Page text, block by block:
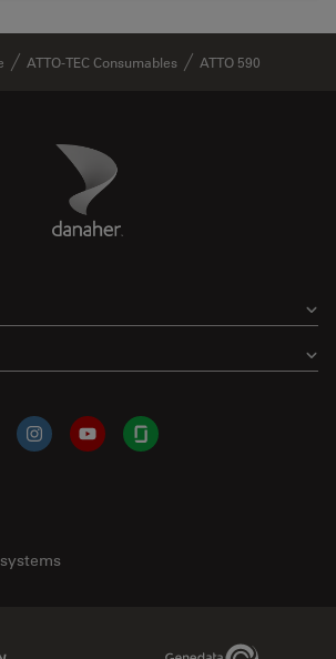
ATTO-TEC Consumables ATTO 590
Danaher Logo
InstagramYouTubeGlassdoor
Genedata Link